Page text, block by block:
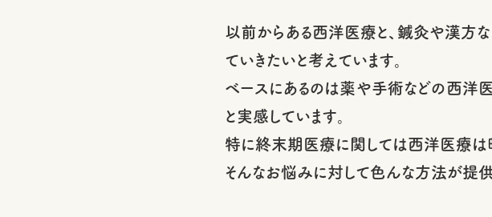
以前からある西洋医療と、鍼灸や漢方
ていきたいと考えています。
ベースにあるのは薬や手術などの西洋
と実感しています。
特に終末期医療に関しては西洋医療は
そんなお悩みに対して色んな方法が提